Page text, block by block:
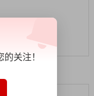
的是（ ）。
关注！